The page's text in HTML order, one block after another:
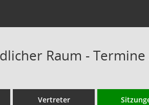
Raum - Termine
Vertreter